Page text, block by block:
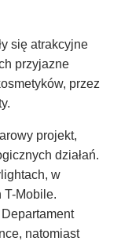
się atrakcyjne
przyjazne
przez
projekt,
działań.
w
T-Mobile.
natomiast